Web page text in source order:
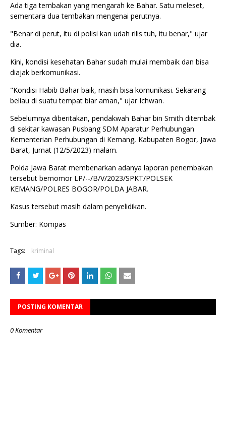
Ada tiga tembakan yang mengarah ke Bahar. Satu meleset,
sementara dua tembakan mengenai perutnya.
"Benar di perut, itu di polisi kan udah rilis tuh, itu benar," ujar
dia.
Kini, kondisi kesehatan Bahar sudah mulai membaik dan bisa
diajak berkomunikasi.
"Kondisi Habib Bahar baik, masih bisa komunikasi. Sekarang
beliau di suatu tempat biar aman," ujar Ichwan.
Sebelumnya diberitakan, pendakwah Bahar bin Smith ditembak
di sekitar kawasan Pusbang SDM Aparatur Perhubungan
Kementerian Perhubungan di Kemang, Kabupaten Bogor, Jawa
Barat, Jumat (12/5/2023) malam.
Polda Jawa Barat membenarkan adanya laporan penembakan
tersebut bernomor LP/--/B/V/2023/SPKT/POLSEK
KEMANG/POLRES BOGOR/POLDA JABAR.
Kasus tersebut masih dalam penyelidikan.
Sumber: Kompas
Tags: kriminal
POSTING KOMENTAR
0 Komentar